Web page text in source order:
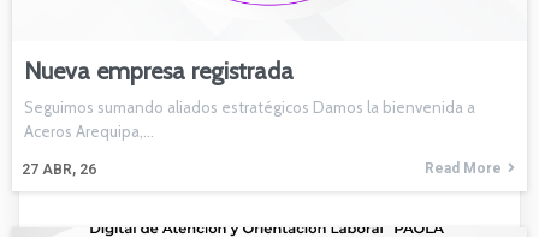
Nueva empresa registrada
27 ABR, 26
Seguimos sumando aliados estratégicos Damos la bienvenida a
Aceros Arequipa,…
Read More